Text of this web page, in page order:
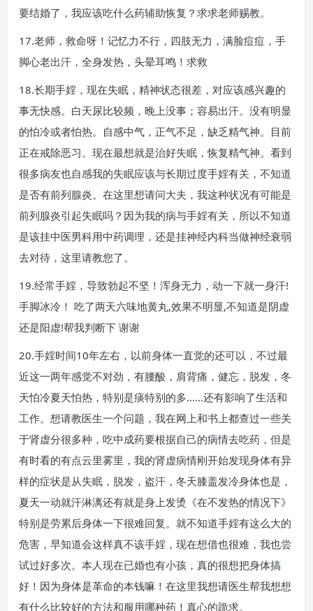
要结婚了，我应该吃什么药辅助恢复？求求老师赐教。
17.老师，救命呀！记忆力不行，四肢无力，满脸痘痘，手
脚心老出汗，全身发热，头晕耳鸣！求救
18.长期手婬，现在失眠，精神状态很差，对应该感兴趣的
事无快感。白天尿比较频，晚上没事；容易出汗。没有明显
的怕冷或者怕热。自感中气，正气不足，缺乏精气神。目前
正在戒除恶习。现在最想就是治好失眠，恢复精气神。看到
很多病友也自感我的失眠应该与长期过度手婬有关，不知道
是否有前列腺炎。在这里想请问大夫，我这种状况有可能是
前列腺炎引起失眠吗？因为我的病与手婬有关，所以不知道
是该挂中医男科用中药调理，还是挂神经内科当做神经衰弱
去对待，这里请教您了。
19.经常手婬，导致勃起不坚！浑身无力，动一下就一身汗!
手脚冰冷！ 吃了两天六味地黄丸,效果不明显,不知道是阴虚
还是阳虚!帮我判断下 谢谢
20.手婬时间10年左右，以前身体一直觉的还可以，不过最
近这一两年感觉不对劲，有腰酸，肩背痛，健忘，脱发，冬
天怕冷夏天怕热，特别是痰特别的多……还有影响了生活和
工作。想请教医生一个问题，我在网上和书上都查过一些关
于肾虚分很多种，吃中成药要根据自己的病情去吃药，但是
有时看的有点云里雾里，我的肾虚病情刚开始发现身体有异
样的症状是从失眠，脱发，盗汗，冬天膝盖发冷身体也是，
夏天一动就汗淋漓还有就是身上发烫《在不发热的情况下》
特别是劳累后身体一下很难回复。就不知道手婬有这么大的
危害，早知道会这样真不该手婬，现在想借也很难，我也尝
试过好多次。本人现在已婚也有小孩，真的很想把身体搞
好！因为身体是革命的本钱嘛！在这里我想请医生帮我想想
有什么比较好的方法和服用哪种药！真心的跪求。